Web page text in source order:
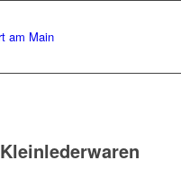
Kleinlederwaren